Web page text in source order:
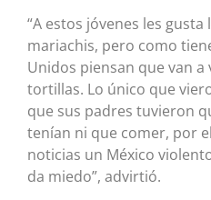
“A estos jóvenes les
mariachis, pero como
Unidos piensan que van a
tortillas. Lo único que
que sus padres tuvieron
tenían ni que comer, por
noticias un México
da miedo”, advirtió.